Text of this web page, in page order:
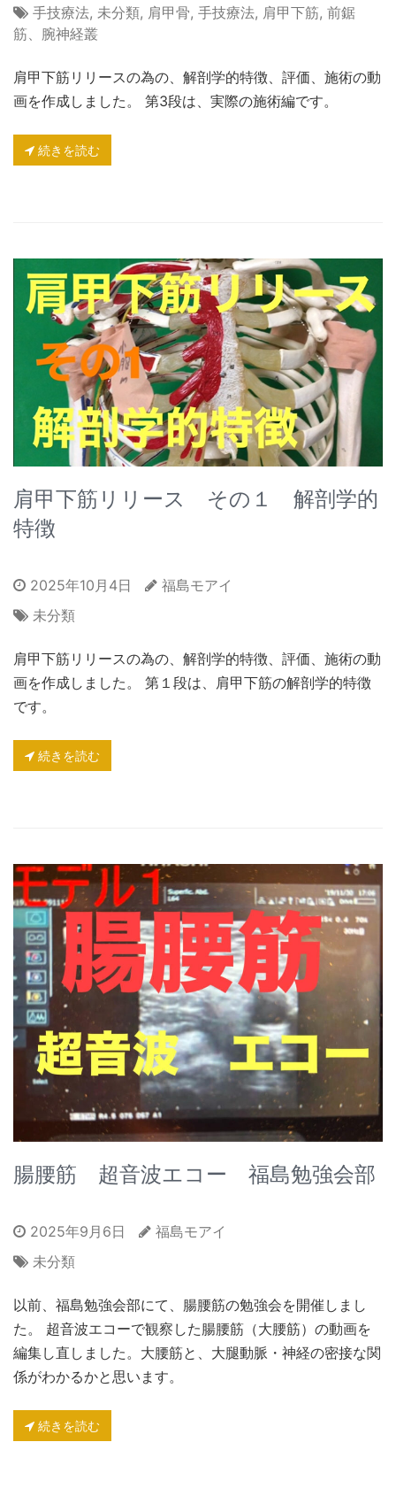
手技療法, 未分類, 肩甲骨, 手技療法, 肩甲下筋, 前鋸
筋、腕神経叢
肩甲下筋リリースの為の、解剖学的特徴、評価、施術の動
画を作成しました。 第3段は、実際の施術編です。
続きを読む
肩甲下筋リリース その１ 解剖学的
特徴
2025年10月4日
福島モアイ
未分類
肩甲下筋リリースの為の、解剖学的特徴、評価、施術の動
画を作成しました。 第１段は、肩甲下筋の解剖学的特徴
です。
続きを読む
腸腰筋 超音波エコー 福島勉強会部
2025年9月6日
福島モアイ
未分類
以前、福島勉強会部にて、腸腰筋の勉強会を開催しまし
た。 超音波エコーで観察した腸腰筋（大腰筋）の動画を
編集し直しました。大腰筋と、大腿動脈・神経の密接な関
係がわかるかと思います。
続きを読む